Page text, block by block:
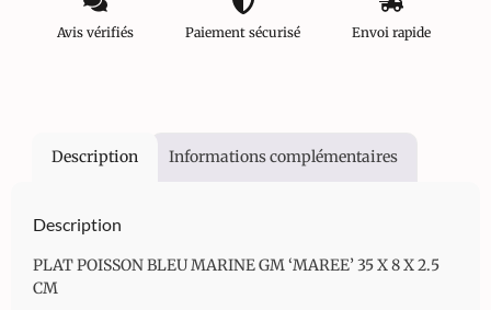
Avis vérifiés Paiement sécurisé Envoi rapide
Description Informations complémentaires
Description
PLAT POISSON BLEU MARINE GM ‘MAREE’ 35 X 8 X 2.5
CM